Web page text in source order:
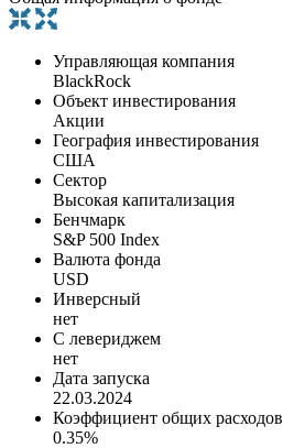
Управляющая компания
BlackRock
Объект инвестирования
Акции
География инвестирования
США
Сектор
Высокая капитализация
Бенчмарк
S&P 500 Index
Валюта фонда
USD
Инверсный
нет
С левериджем
нет
Дата запуска
22.03.2024
Коэффициент общих расходов
0.35%